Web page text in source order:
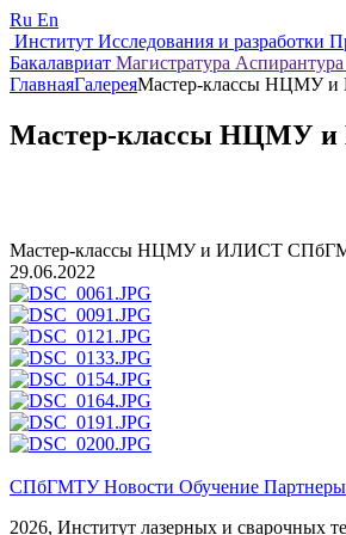
Ru En
Институт Исследования и разработки
Бакалавриат Магистратура Аспирантура
ГлавнаяГалереяМастер-классы НЦМУ
Мастер-классы НЦМУ
Мастер-классы НЦМУ и ИЛИСТ
29.06.2022
СПбГМТУНовости Обучение Партнеры
2026, Институт лазерных и сварочных